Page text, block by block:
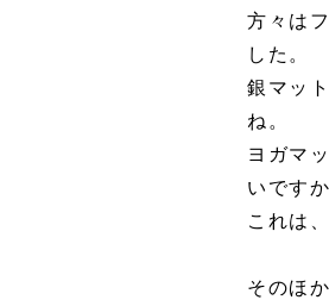
方々は
した。
銀マッ
ね。
ヨガマ
いですか
これは
そのほ